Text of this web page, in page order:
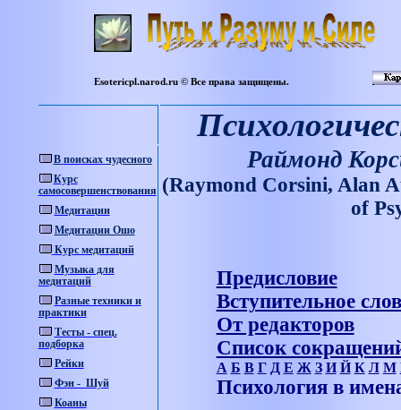
Esotericpl.narod.ru © Все права защищены.
В поисках чудесного
Курс
самосовершенствования
Медитации
Медитации Ошо
Курс медитаций
Музыка для
медитаций
Разные техники и
практики
Тесты - спец.
подборка
Рейки
Фэн - Шуй
Коаны
Раймонд
(Raymond Corsini, Alan
оf
Предисловие
Вступительное
От редакторов
Список
А Б В Г Д Е Ж З И Й К Л М
Психология в